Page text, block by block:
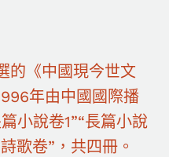
的《中國現今世文
年由中國國際播
小說卷1”“長篇小說
歌卷”，共四冊。